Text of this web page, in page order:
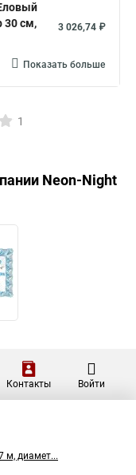
30 см,
3 026,74 ₽
Показать больше
1
Neon-Night
Контакты Войти
м, диамет...